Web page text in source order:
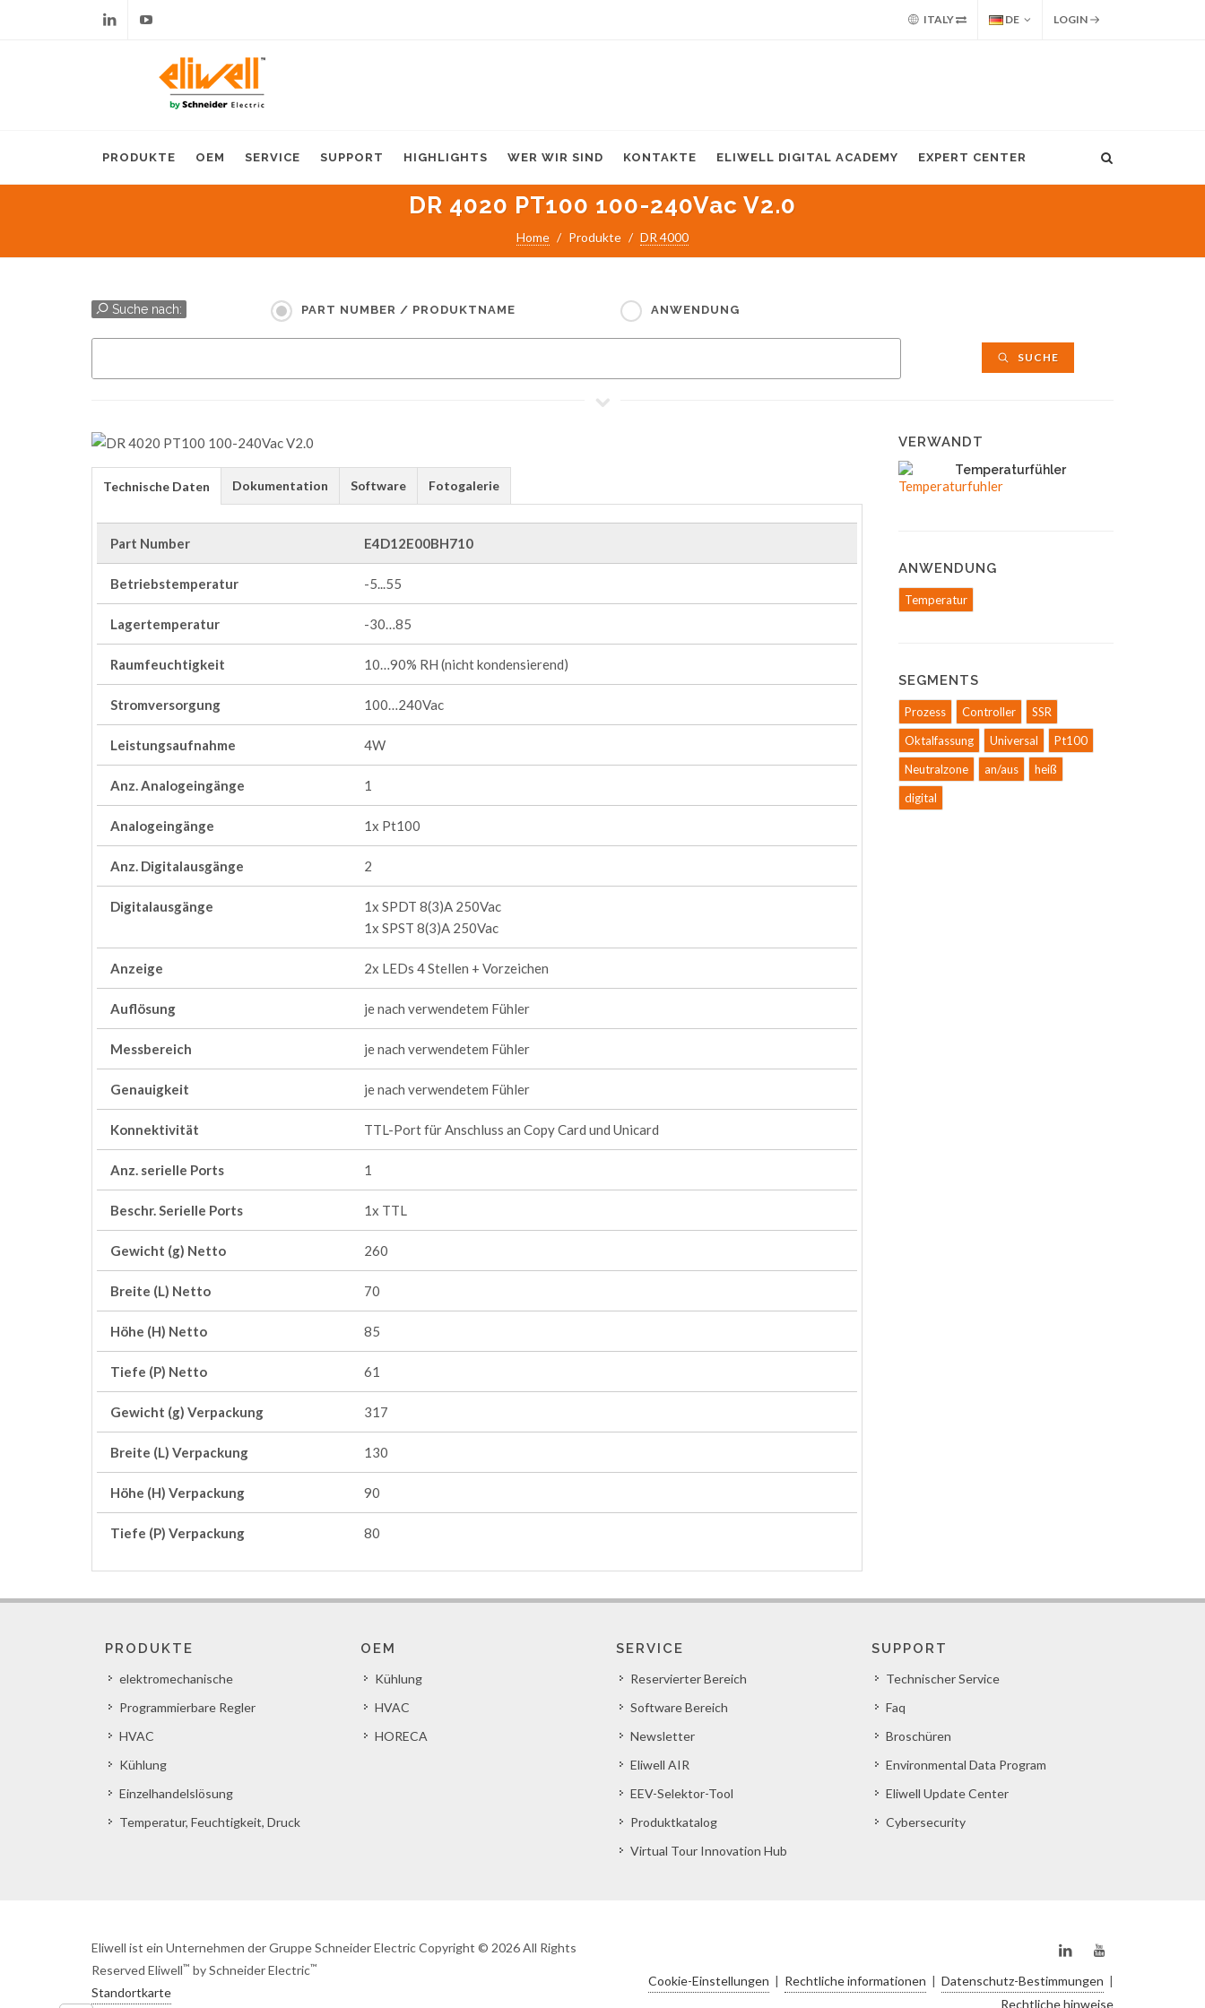
ITALY DE LOGIN
PRODUKTE OEM SERVICE SUPPORT HIGHLIGHTS WER WIR SIND KONTAKTE ELIWELL DIGITAL ACADEMY EXPERT CENTER
DR 4020 PT100 100-240Vac V2.0
Home Produkte DR 4000
Suche nach: PART NUMBER / PRODUKTNAME ANWENDUNG
SUCHE
Technische Daten Dokumentation Software Fotogalerie
Part Number E4D12E00BH710
Betriebstemperatur -5...55
Lagertemperatur -30…85
Raumfeuchtigkeit 10…90% RH (nicht kondensierend)
Stromversorgung 100…240Vac
Leistungsaufnahme 4W
Anz. Analogeingänge 1
Analogeingänge 1x Pt100
Anz. Digitalausgänge 2
Digitalausgänge
1x SPDT 8(3)A 250Vac
1x SPST 8(3)A 250Vac
Anzeige 2x LEDs 4 Stellen + Vorzeichen
Auflösung je nach verwendetem Fühler
Messbereich je nach verwendetem Fühler
Genauigkeit je nach verwendetem Fühler
Konnektivität TTL-Port für Anschluss an Copy Card und Unicard
Anz. serielle Ports 1
Beschr. Serielle Ports 1x TTL
Gewicht (g) Netto 260
Breite (L) Netto 70
Höhe (H) Netto 85
Tiefe (P) Netto 61
Gewicht (g) Verpackung 317
Breite (L) Verpackung 130
Höhe (H) Verpackung 90
Tiefe (P) Verpackung 80
VERWANDT
Temperaturfühler
ANWENDUNG
Temperatur
SEGMENTS
Prozess Controller
SSR
Oktalfassung
Universal
Pt100
Neutralzone
an/aus
heiß
digital
PRODUKTE
elektromechanische
Programmierbare Regler
HVAC
Kühlung
Einzelhandelslösung
Temperatur, Feuchtigkeit, Druck
OEM
Kühlung
HVAC
HORECA
SERVICE
Reservierter Bereich
Software Bereich
Newsletter
Eliwell AIR
EEV-Selektor-Tool
Produktkatalog
Virtual Tour Innovation Hub
SUPPORT
Technischer Service
Faq
Broschüren
Environmental Data Program
Eliwell Update Center
Cybersecurity
Eliwell ist ein Unternehmen der Gruppe Schneider Electric Copyright © 2026 All Rights
Reserved Eliwell™ by Schneider Electric™
Standortkarte
Cookie-Einstellungen | Rechtliche informationen | Datenschutz-Bestimmungen |
Rechtliche hinweise